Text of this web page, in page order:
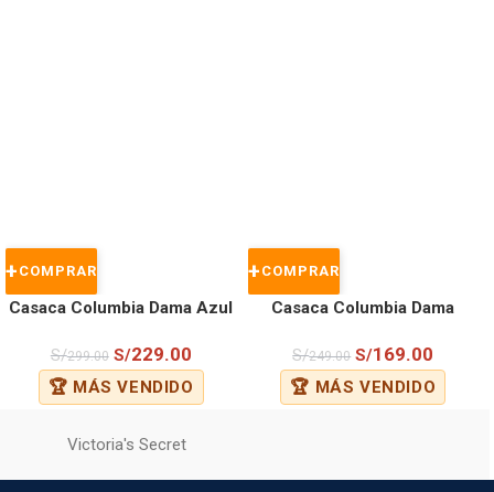
COMPRAR
Casaca Columbia Dama Azul
S/299.00 S/229.00
🏆 MÁS VENDIDO
COMPRAR
Casaca Columbia Dama
S/249.00 S/169.00
🏆 MÁS VENDIDO
Victoria's Secret